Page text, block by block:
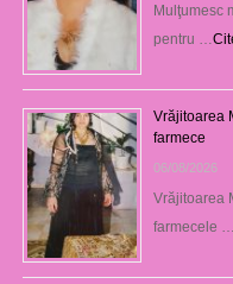
Mulţumesc
pentru …
Vrăjitoarea
farmece
06/08/2026
Vrăjitoarea
farmecele …